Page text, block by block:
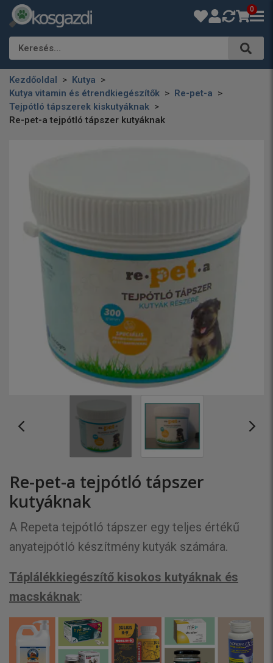
0
Keresés…
Kezdőoldal
Kutya
Kutya vitamin és étrendkiegészítők
Re-pet-a
Tejpótló tápszerek kiskutyáknak
Re-pet-a tejpótló tápszer kutyáknak
Re-pet-a tejpótló tápszer
kutyáknak
A Repeta tejpótló tápszer egy teljes értékű
anyatejpótló készítmény kutyák számára.
Táplálékkiegészítő kisokos kutyáknak és
macskáknak: